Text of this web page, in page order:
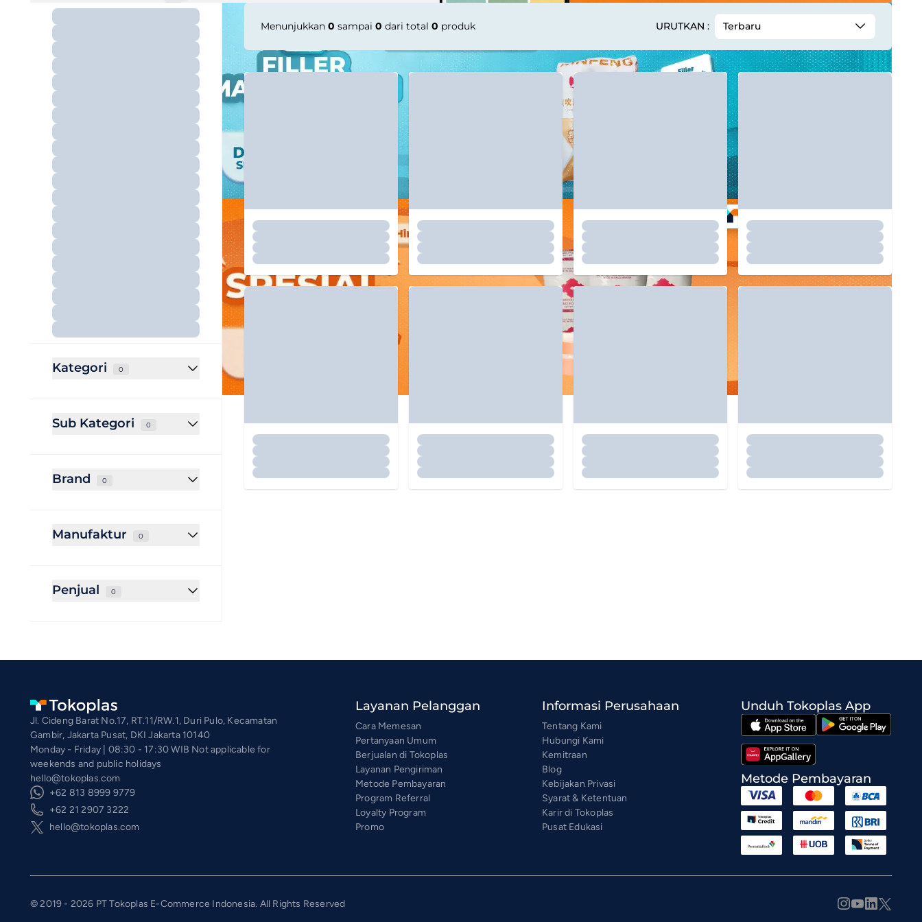
Kategori 0
Sub Kategori 0
Brand 0
Manufaktur 0
Penjual 0
Menunjukkan 0 sampai 0 dari total 0 produk URUTKAN : Terbaru
Jl. Cideng Barat No.17, RT.11/RW.1, Duri Pulo, Kecamatan
Gambir, Jakarta Pusat, DKI Jakarta 10140
Monday - Friday | 08:30 - 17:30 WIB Not applicable for
weekends and public holidays
hello@tokoplas.com
+62 813 8999 9779
+62 21 2907 3222
hello@tokoplas.com
Layanan Pelanggan
Cara Memesan
Pertanyaan Umum
Berjualan di Tokoplas
Layanan Pengiriman
Metode Pembayaran
Program Referral
Loyalty Program
Promo
Informasi Perusahaan
Tentang Kami
Hubungi Kami
Kemitraan
Blog
Kebijakan Privasi
Syarat & Ketentuan
Karir di Tokoplas
Pusat Edukasi
Unduh Tokoplas App
Metode Pembayaran
© 2019 - 2026 PT Tokoplas E-Commerce Indonesia. All Rights Reserved